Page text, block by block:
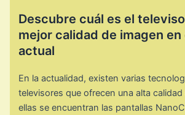
Descubre cuál es el
mejor calidad de imagen
actual
En la actualidad, existen varias
televisores que ofrecen una alta
ellas se encuentran las pantallas